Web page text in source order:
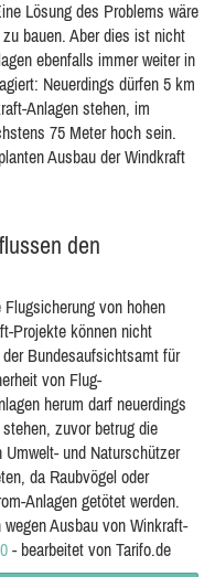
Lösung des Problems wäre
bauen. Aber dies ist nicht
ebenfalls immer weiter in
Neuerdings dürfen 5 km
Anlagen stehen, im
75 Meter hoch sein.
Ausbau der Windkraft
den
von hohen
Projekte können nicht
Bundesaufsichtsamt für
von Flug-
herum darf neuerdings
zuvor betrug die
und Naturschützer
da Raubvögel oder
Anlagen getötet werden.
Ausbau von Winkraft-
- bearbeitet von Tarifo.de